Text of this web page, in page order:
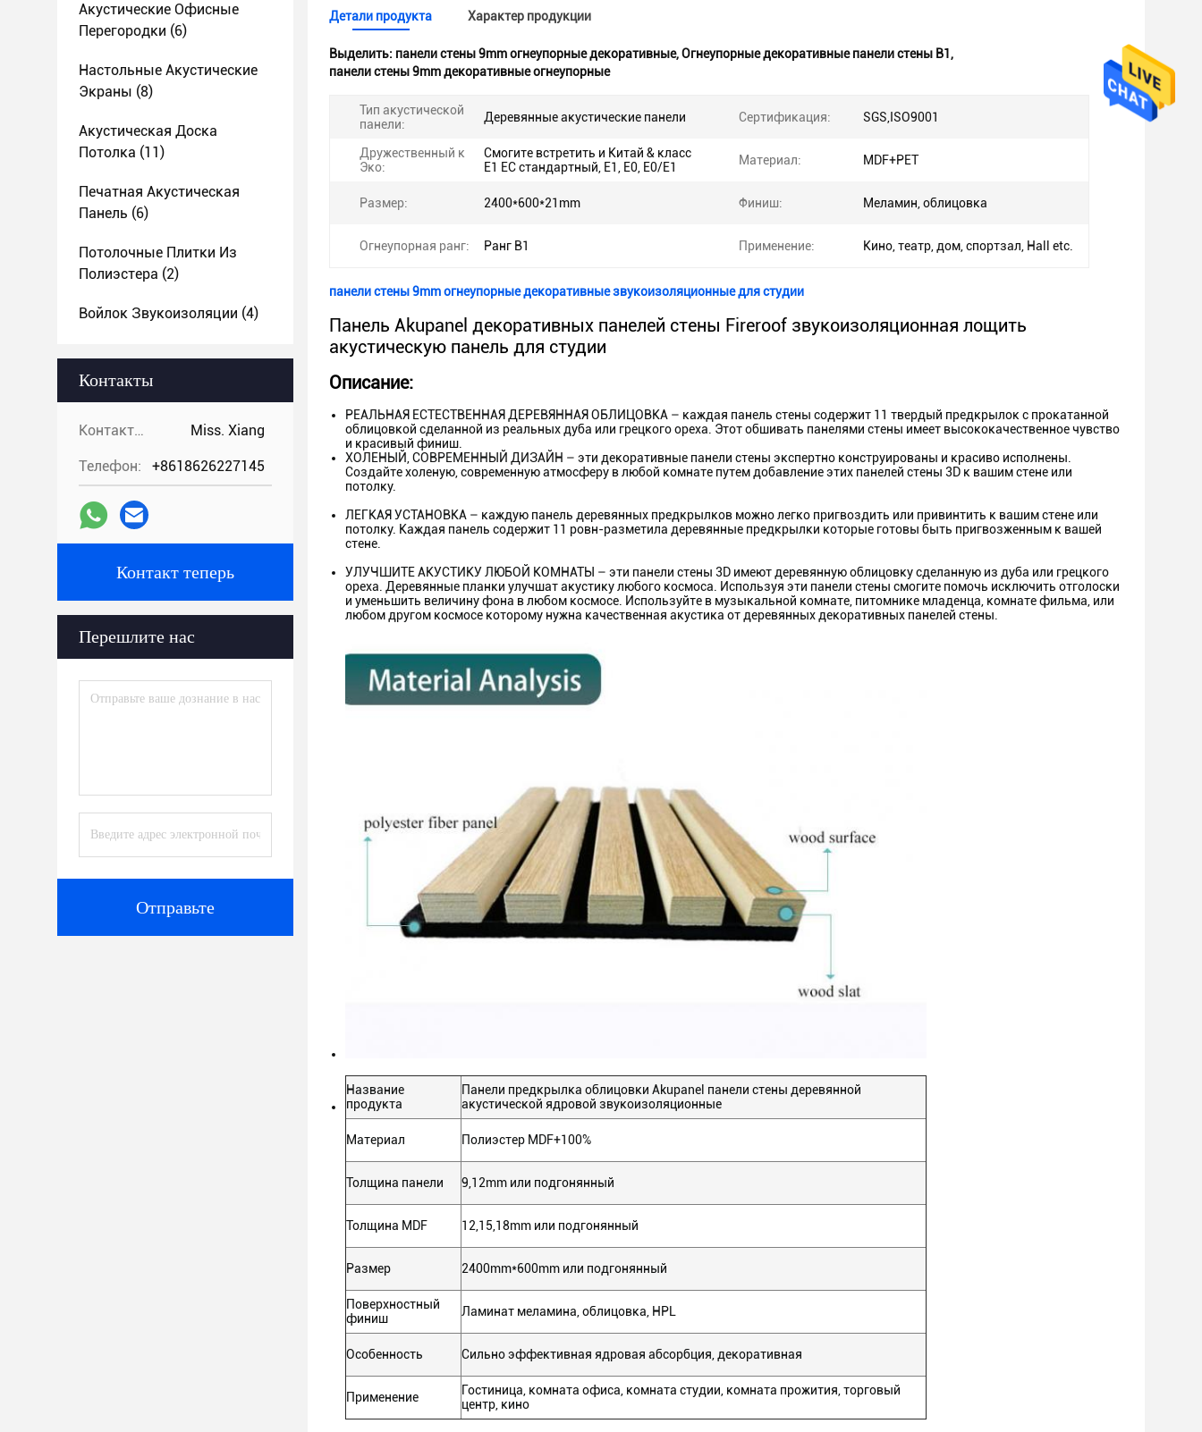
Акустические Офисные
Перегородки (6)
Настольные Акустические
Экраны (8)
Акустическая Доска
Потолка (11)
Печатная Акустическая
Панель (6)
Потолочные Плитки Из
Полиэстера (2)
Войлок Звукоизоляции (4)
Контакты
Контакты: Miss. Xiang
Телефон: +8618626227145
Контакт теперь
Перешлите нас
Отправьте
Детали продукта Характер продукции
Выделить: панели стены 9mm огнеупорные декоративные,Огнеупорные декоративные панели стены B1 ,
панели стены 9mm декоративные огнеупорные
Тип акустической
панели:
Деревянные акустические панели Сертификация: SGS,ISO9001
Дружественный к
Эко:
Смогите встретить и Китай & класс
E1 ЕС стандартный, E1, E0, E0/E1
Материал: MDF+PET
Размер: 2400*600*21mm Финиш: Меламин, облицовка
Огнеупорная ранг: Ранг B1 Применение: Кино, театр, дом, спортзал, Hall etc.
панели стены 9mm огнеупорные декоративные звукоизоляционные для студии
Панель Akupanel декоративных панелей стены Fireroof звукоизоляционная лощить
акустическую панель для студии
Описание:
РЕАЛЬНАЯ ЕСТЕСТВЕННАЯ ДЕРЕВЯННАЯ ОБЛИЦОВКА – каждая панель стены содержит 11 твердый предкрылок с прокатанной
облицовкой сделанной из реальных дуба или грецкого ореха. Этот обшивать панелями стены имеет высококачественное чувство
и красивый финиш.
ХОЛЕНЫЙ, СОВРЕМЕННЫЙ ДИЗАЙН – эти декоративные панели стены экспертно конструированы и красиво исполнены.
Создайте холеную, современную атмосферу в любой комнате путем добавление этих панелей стены 3D к вашим стене или
потолку.
ЛЕГКАЯ УСТАНОВКА – каждую панель деревянных предкрылков можно легко пригвоздить или привинтить к вашим стене или
потолку. Каждая панель содержит 11 ровн-разметила деревянные предкрылки которые готовы быть пригвозженным к вашей
стене.
УЛУЧШИТЕ АКУСТИКУ ЛЮБОЙ КОМНАТЫ – эти панели стены 3D имеют деревянную облицовку сделанную из дуба или грецкого
ореха. Деревянные планки улучшат акустику любого космоса. Используя эти панели стены смогите помочь исключить отголоски
и уменьшить величину фона в любом космосе. Используйте в музыкальной комнате, питомнике младенца, комнате фильма, или
любом другом космосе которому нужна качественная акустика от деревянных декоративных панелей стены.
Название
продукта
Панели предкрылка облицовки Akupanel панели стены деревянной
акустической ядровой звукоизоляционные
Материал Полиэстер MDF+100%
Толщина панели 9,12mm или подгонянный
Толщина MDF 12,15,18mm или подгонянный
Размер 2400mm*600mm или подгонянный
Поверхностный
финиш
Ламинат меламина, облицовка, HPL
Особенность Сильно эффективная ядровая абсорбция, декоративная
Применение
Гостиница, комната офиса, комната студии, комната прожития, торговый
центр, кино